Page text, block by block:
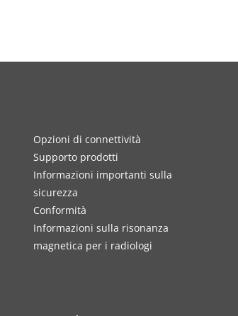
Opzioni di connettività
Supporto prodotti
Informazioni importanti sulla
sicurezza
Conformità
Informazioni sulla risonanza
magnetica per i radiologi